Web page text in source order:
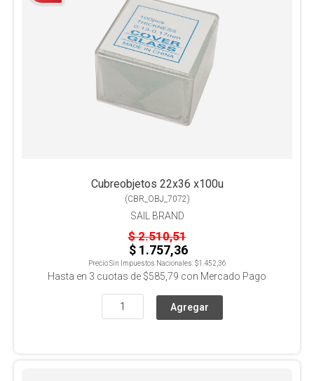
Cubreobjetos 22x36 x100u
(CBR_OBJ_7072)
SAIL BRAND
$ 2.510,51
$ 1.757,36
Precio Sin Impuestos Nacionales:$1.452,36
Hasta en 3 cuotas de $585,79 con Mercado Pago